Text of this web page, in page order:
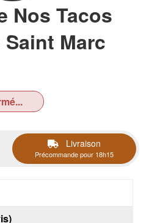
Nos Tacos
Marc
Livraison
Précommande pour 18h15